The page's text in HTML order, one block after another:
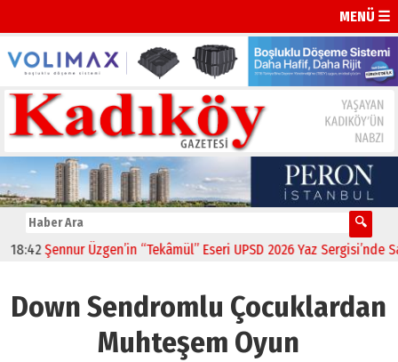
MENÜ ☰
Şennur Üzgen’in “Tekâmül” Eseri UPSD 2026 Yaz Sergisi’nde
Down Sendromlu Çocuklardan
Muhteşem Oyun